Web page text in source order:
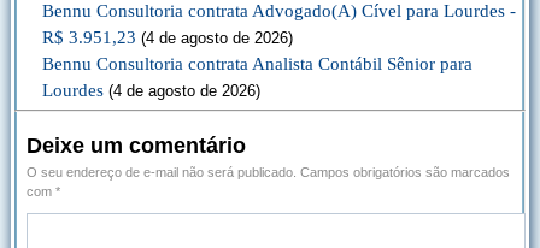
Bennu Consultoria contrata Advogado(A) Cível para Lourdes -
R$ 3.951,23 (4 de agosto de 2026)
Bennu Consultoria contrata Analista Contábil Sênior para
Lourdes (4 de agosto de 2026)
Deixe um comentário
O seu endereço de e-mail não será publicado. Campos obrigatórios são marcados
com *